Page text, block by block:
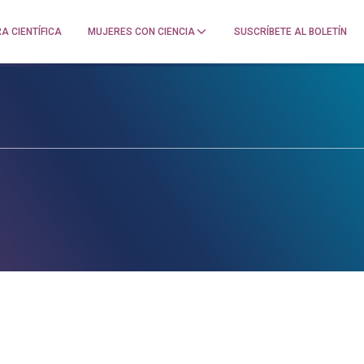
CIENTÍFICA MUJERES CON CIENCIA SUSCRÍBETE AL BOLETÍN